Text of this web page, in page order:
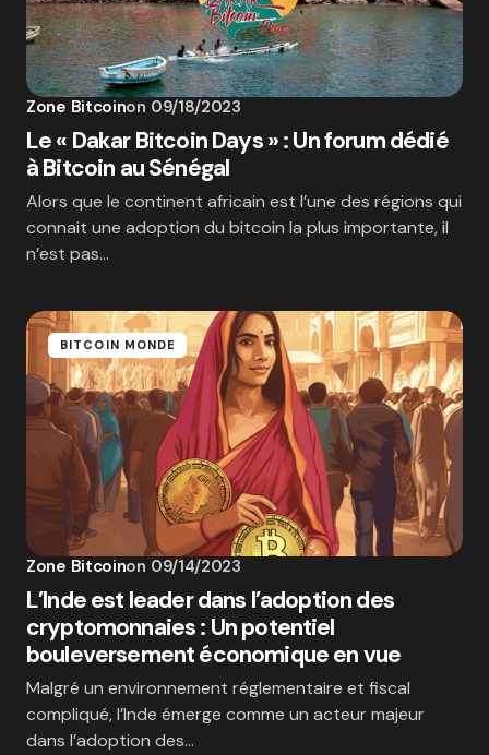
Zone Bitcoinon 09/18/2023
Le « Dakar Bitcoin Days » : Un forum dédié
à Bitcoin au Sénégal
Alors que le continent africain est l’une des régions qui
connait une adoption du bitcoin la plus importante, il
n’est pas…
BITCOIN MONDE
Zone Bitcoinon 09/14/2023
L’Inde est leader dans l’adoption des
cryptomonnaies : Un potentiel
bouleversement économique en vue
Malgré un environnement réglementaire et fiscal
compliqué, l’Inde émerge comme un acteur majeur
dans l’adoption des…